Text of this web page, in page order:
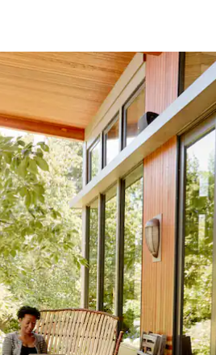
prema gore i prema dolje, kao i